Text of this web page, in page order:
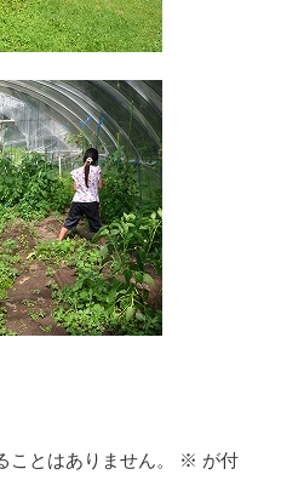
とはありません。 ※ が付